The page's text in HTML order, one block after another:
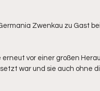
Zwenkau zu Gast
vor einer großen
war und sie auch ohne